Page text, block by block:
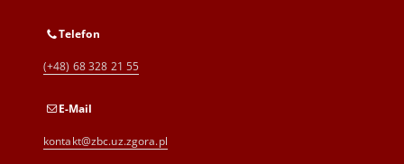
Telefon
(+48) 68 328 21 55
E-Mail
kontakt@zbc.uz.zgora.pl